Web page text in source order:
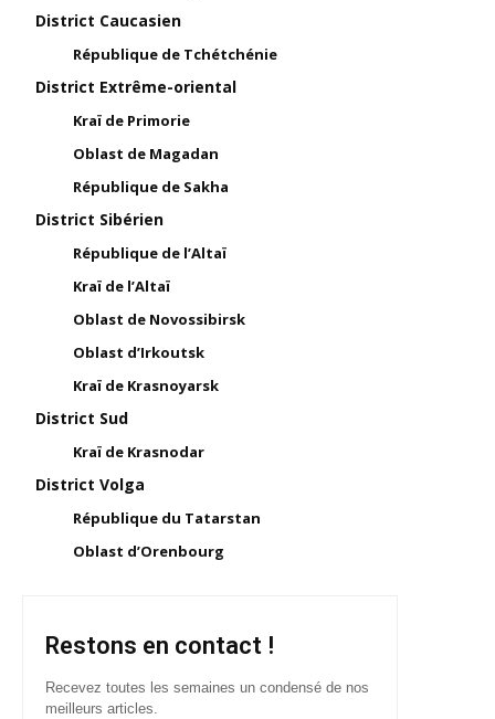
District Caucasien
République de Tchétchénie
District Extrême-oriental
Kraï de Primorie
Oblast de Magadan
République de Sakha
District Sibérien
République de l’Altaï
Kraï de l’Altaï
Oblast de Novossibirsk
Oblast d’Irkoutsk
Kraï de Krasnoyarsk
District Sud
Kraï de Krasnodar
District Volga
République du Tatarstan
Oblast d’Orenbourg
Restons en contact !
Recevez toutes les semaines un condensé de nos
meilleurs articles.